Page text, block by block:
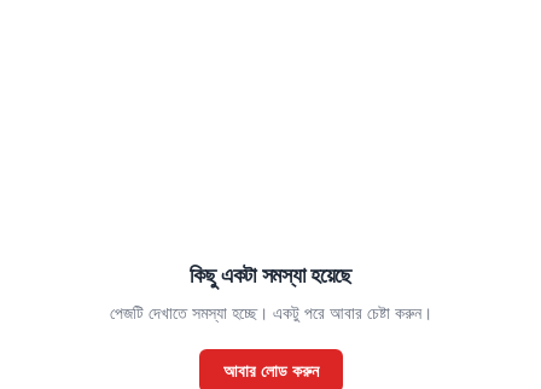
কিছু একটা সমস্যা হয়েছে
পেজটি দেখাতে সমস্যা হচ্ছে। একটু পরে আবার চেষ্টা করুন।
আবার লোড করুন